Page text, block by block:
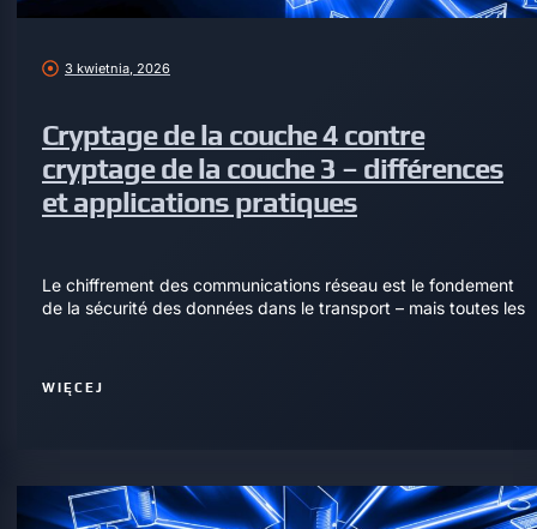
3 kwietnia, 2026
Cryptage de la couche 4 contre
cryptage de la couche 3 – différences
et applications pratiques
Le chiffrement des communications réseau est le fondement
de la sécurité des données dans le transport – mais toutes les
WIĘCEJ